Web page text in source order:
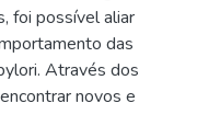
foi possível aliar
das
Através dos
novos e